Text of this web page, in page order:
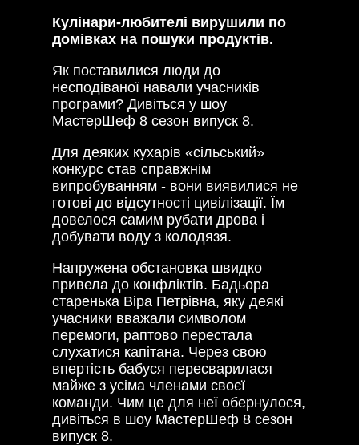
Кулінари-любителі вирушили по
домівках на пошуки продуктів.
Як поставилися люди до
несподіваної навали учасників
програми? Дивіться у шоу
МастерШеф 8 сезон випуск 8.
Для деяких кухарів «сільський»
конкурс став справжнім
випробуванням - вони виявилися не
готові до відсутності цивілізації. Їм
довелося самим рубати дрова і
добувати воду з колодязя.
Напружена обстановка швидко
привела до конфліктів. Бадьора
старенька Віра Петрівна, яку деякі
учасники вважали символом
перемоги, раптово перестала
слухатися капітана. Через свою
впертість бабуся пересварилася
майже з усіма членами своєї
команди. Чим це для неї обернулося,
дивіться в шоу МастерШеф 8 сезон
випуск 8.